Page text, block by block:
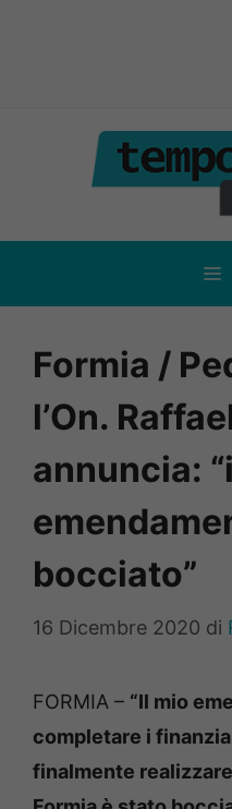
contenuto
Formia /
l’On.
annuncia:
bocciato”
16 Dicembre 2020 di
FORMIA – “Il mio
completare i
finalmente